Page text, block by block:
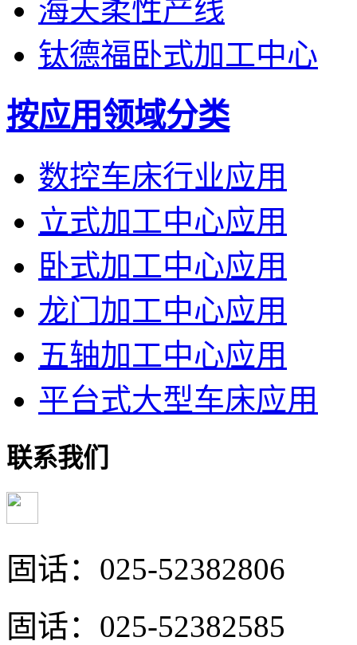
海天柔性产线
钛德福卧式加工中心
按应用领域分类
数控车床行业应用
立式加工中心应用
卧式加工中心应用
龙门加工中心应用
五轴加工中心应用
平台式大型车床应用
联系我们
固话：025-52382806
固话：025-52382585